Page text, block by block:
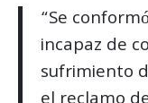
“Se
incapaz de
sufrimiento